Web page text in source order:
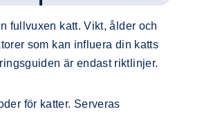
fullvuxen katt. Vikt, ålder och
som kan influera din katts
är endast riktlinjer.
för katter. Serveras